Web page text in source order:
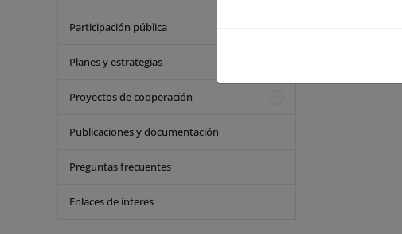
Participación pública
Planes y estrategias
Proyectos de cooperación
Publicaciones y documentación
Preguntas frecuentes
Enlaces de interés